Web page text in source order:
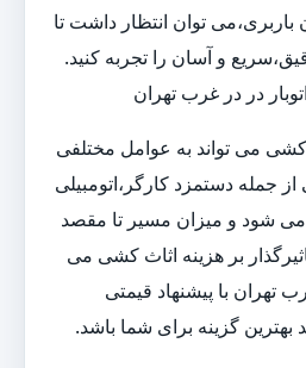
باربری،می توان انتظار داشت تا
و آسان را تجربه کنید.
در در غرب تهران
می تواند به عوامل مختلفی
جمله دستمزد کارگر،اتومبیلی
شود و میزان مسیر تا مقصد
بر هزینه اثاث کشی می
تهران با پیشنهاد قیمتی
گزینه برای شما باشد.